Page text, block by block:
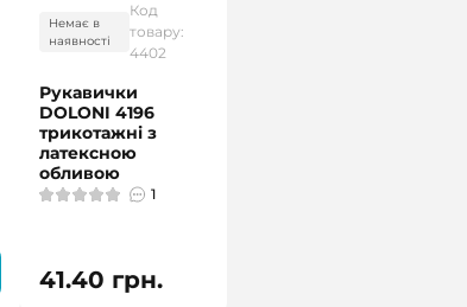
Немає в
наявності
Код
товару:
4402
Рукавички
DOLONI 4196
трикотажні з
латексною
обливою
1
41.40 грн.